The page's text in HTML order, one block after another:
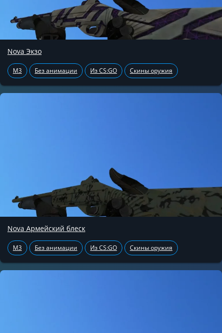
Nova Экзо
M3 Без анимации Из CS:GO Скины оружия
Nova Армейский блеск
M3 Без анимации Из CS:GO Скины оружия